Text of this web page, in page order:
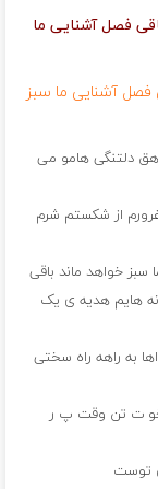
فصل آشنایی ما
فصل آشنایی ما سبز
دلتنگی هامو می
از شکستم شرم
خواهد ماند باقی
هایم هدیه ی یک
به راهه راه سختی
خو ت تن وقت پ ر
توست